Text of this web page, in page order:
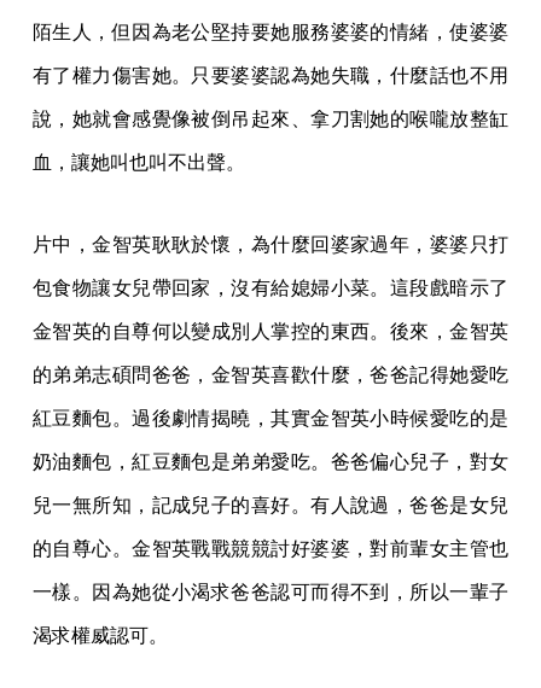
陌生人，但因為老公堅持要她服務婆婆的情緒，使婆婆
有了權力傷害她。只要婆婆認為她失職，什麼話也不用
說，她就會感覺像被倒吊起來、拿刀割她的喉嚨放整缸
血，讓她叫也叫不出聲。
片中，金智英耿耿於懷，為什麼回婆家過年，婆婆只打
包食物讓女兒帶回家，沒有給媳婦小菜。這段戲暗示了
金智英的自尊何以變成別人掌控的東西。後來，金智英
的弟弟志碩問爸爸，金智英喜歡什麼，爸爸記得她愛吃
紅豆麵包。過後劇情揭曉，其實金智英小時候愛吃的是
奶油麵包，紅豆麵包是弟弟愛吃。爸爸偏心兒子，對女
兒一無所知，記成兒子的喜好。有人說過，爸爸是女兒
的自尊心。金智英戰戰競競討好婆婆，對前輩女主管也
一樣。因為她從小渴求爸爸認可而得不到，所以一輩子
渴求權威認可。